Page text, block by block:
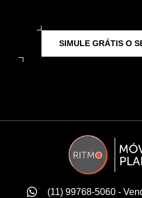
SIMULE GRÁTIS O
(11) 99768-5060 -